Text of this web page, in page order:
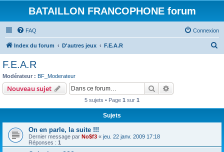
BATAILLON FRANCOPHONE forum
FAQ Connexion
Index du forum D'autres jeux F.E.A.R
F.E.A.R
Modérateur : BF_Moderateur
Nouveau sujet Rechercher
5 sujets • Page 1 sur 1
Sujets
On en parle, la suite !!!
Dernier message par No$f3 « jeu. 22 janv. 2009 17:18
Réponses : 1